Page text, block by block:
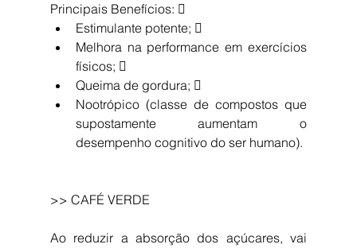
Principais Benefícios: 
Estimulante potente; 
Melhora na performance em exercícios
físicos; 
Queima de gordura; 
Nootrópico (classe de compostos que
supostamente aumentam o
desempenho cognitivo do ser humano).
>> CAFÉ VERDE
Ao reduzir a absorção dos açúcares, vai